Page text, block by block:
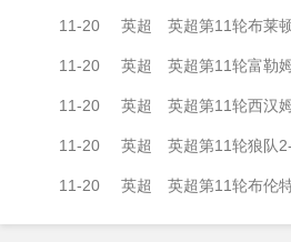
11-20 英超 英超第11轮布莱
11-20 英超 英超第11轮富勒
11-20 英超 英超第11轮西汉
11-20 英超 英超第11轮狼队
11-20 英超 英超第11轮布伦特